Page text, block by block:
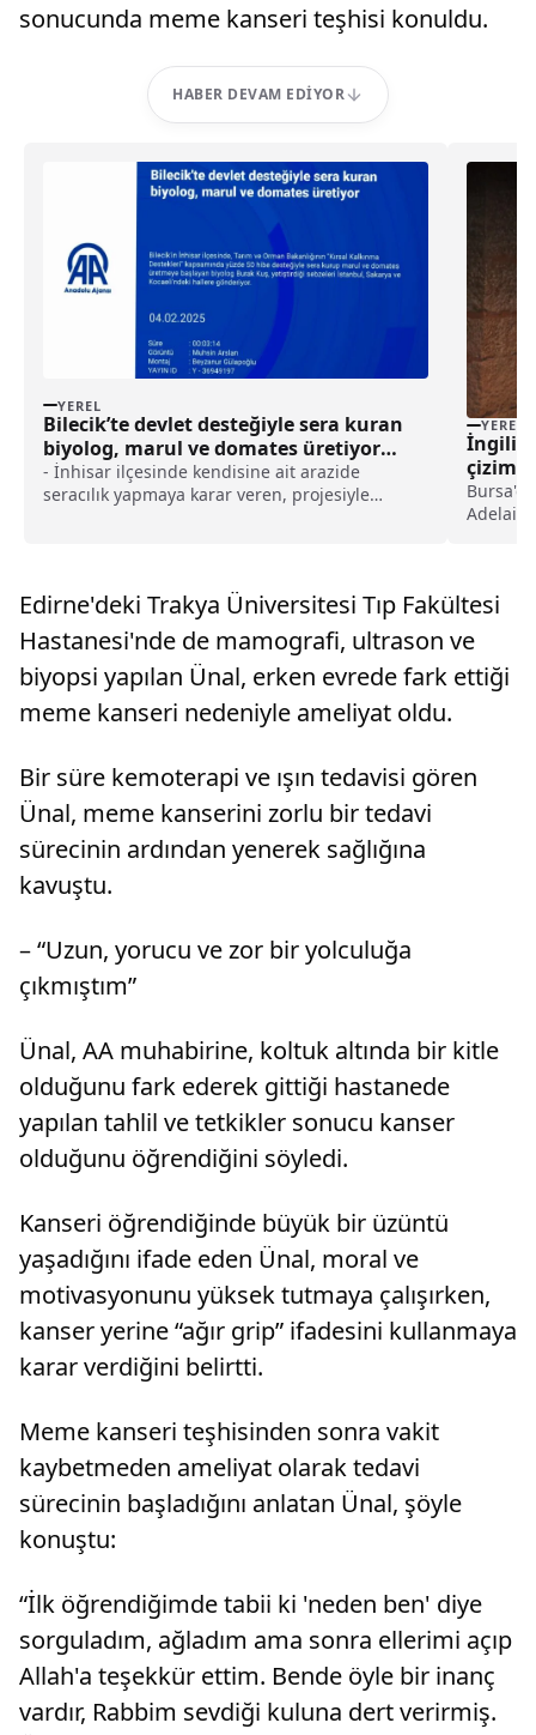
sonucunda meme kanseri teşhisi konuldu.
HABER DEVAM EDIYOR
YEREL
Bilecik’te devlet desteğiyle sera kuran
biyolog, marul ve domates üretiyor
haberi
- İnhisar ilçesinde kendisine ait arazide
seracılık yapmaya karar veren, projesiyle
YEREL
İngiliz
Edirne'deki Trakya Üniversitesi Tıp Fakültesi
Hastanesi'nde de mamografi, ultrason ve
biyopsi yapılan Ünal, erken evrede fark ettiği
meme kanseri nedeniyle ameliyat oldu.
Bir süre kemoterapi ve ışın tedavisi gören
Ünal, meme kanserini zorlu bir tedavi
sürecinin ardından yenerek sağlığına
kavuştu.
– “Uzun, yorucu ve zor bir yolculuğa
çıkmıştım”
Ünal, AA muhabirine, koltuk altında bir kitle
olduğunu fark ederek gittiği hastanede
yapılan tahlil ve tetkikler sonucu kanser
olduğunu öğrendiğini söyledi.
Kanseri öğrendiğinde büyük bir üzüntü
yaşadığını ifade eden Ünal, moral ve
motivasyonunu yüksek tutmaya çalışırken,
kanser yerine “ağır grip” ifadesini kullanmaya
karar verdiğini belirtti.
Meme kanseri teşhisinden sonra vakit
kaybetmeden ameliyat olarak tedavi
sürecinin başladığını anlatan Ünal, şöyle
konuştu:
“İlk öğrendiğimde tabii ki 'neden ben' diye
sorguladım, ağladım ama sonra ellerimi açıp
Allah'a teşekkür ettim. Bende öyle bir inanç
vardır, Rabbim sevdiği kuluna dert verirmiş.